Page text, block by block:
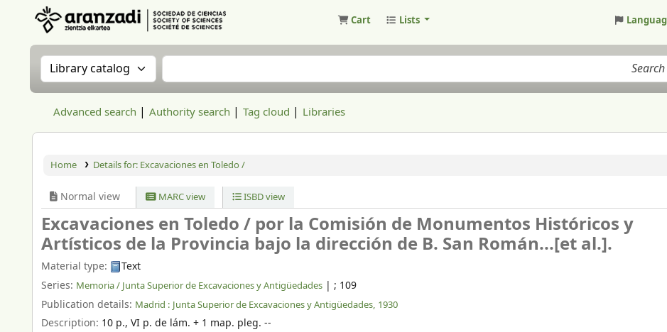
Cart Lists
Search the catalog by:Search the catalog
Advanced search Authority search Tag cloud Libraries
Home Details for: Excavaciones en Toledo /
Normal view MARC view ISBD view
Excavaciones en Toledo / por la Comisión de Monumentos Históricos y
Artísticos de la Provincia bajo la dirección de B. San Román...[et al.].
Material type:
Text
Series: Memoria / Junta Superior de Excavaciones y Antigüedades | ; 109
Publication details: Madrid : Junta Superior de Excavaciones y Antigüedades, 1930
Description: 10 p., VI p. de lám. + 1 map. pleg. --